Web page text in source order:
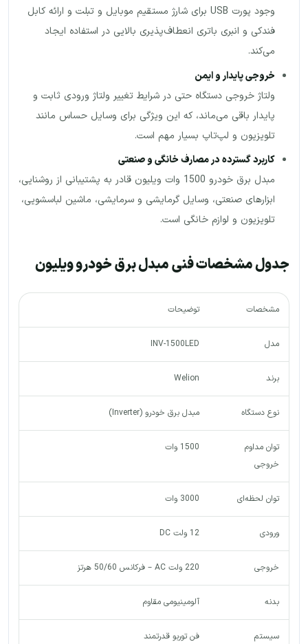
وجود پورت USB برای شارژ مستقیم موبایل و تبلت و ارائه کابل
فندکی و انبری باتری انعطاف‌پذیری بالایی در استفاده ایجاد
می‌کند.
خروجی پایدار و ایمن
ولتاژ خروجی دستگاه حتی در شرایط تغییر ولتاژ ورودی ثابت و
پایدار باقی می‌ماند، که این ویژگی برای وسایل حساس مانند
تلویزیون و لپ‌تاپ بسیار مهم است.
کاربرد گسترده در مصارف خانگی و صنعتی
مبدل برق خودرو 1500 وات ویلیون قادر به پشتیبانی از روشنایی،
ابزارهای صنعتی، وسایل گرمایشی و سرمایشی، ماشین لباسشویی،
تلویزیون و لوازم خانگی است.
جدول مشخصات فنی مبدل برق خودرو ویلیون
مشخصات توضیحات
مدل INV-1500LED
برند Welion
نوع دستگاه مبدل برق خودرو (Inverter)
توان مداوم
خروجی
1500 وات
توان لحظه‌ای 3000 وات
ورودی 12 ولت DC
خروجی 220 ولت AC – فرکانس 50/60 هرتز
بدنه آلومینیومی مقاوم
سیستم
فن توربو قدرتمند